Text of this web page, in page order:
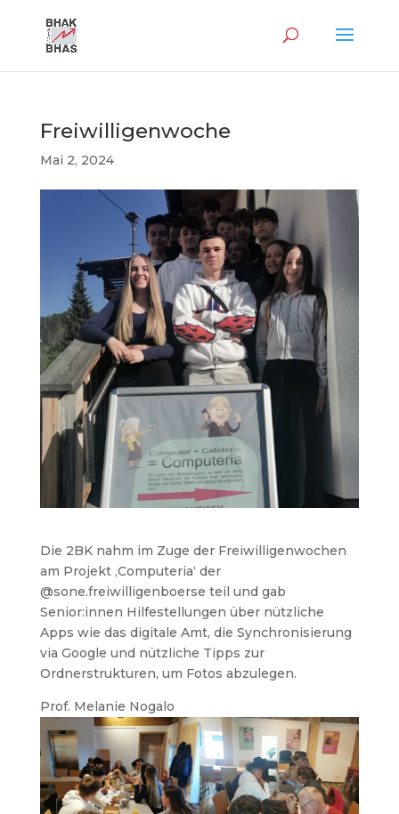
Freiwilligenwoche
Mai 2, 2024
Die 2BK nahm im Zuge der Freiwilligenwochen
am Projekt ‚Computeria‘ der
@sone.freiwilligenboerse teil und gab
Senior:innen Hilfestellungen über nützliche
Apps wie das digitale Amt, die Synchronisierung
via Google und nützliche Tipps zur
Ordnerstrukturen, um Fotos abzulegen.
Prof. Melanie Nogalo